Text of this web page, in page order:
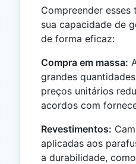
Compreender esses
sua capacidade de
de forma eficaz:
Compra em massa:
grandes
preços unitários
acordos com
Revestimentos:
aplicadas aos
a durabilidade,